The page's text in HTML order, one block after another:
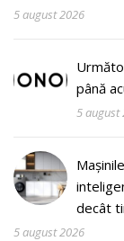
5 august 2026
până
5 august
decât
5 august 2026